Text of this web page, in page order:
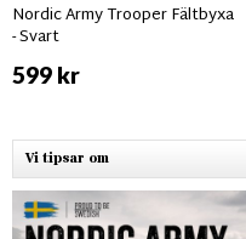
Nordic Army Trooper Fältbyxa
- Svart
599 kr
Vi tipsar om